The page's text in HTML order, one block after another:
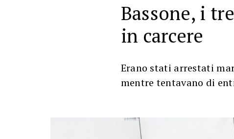
Bassone, i
in carcere
Erano stati arrestati
mentre tentavano di